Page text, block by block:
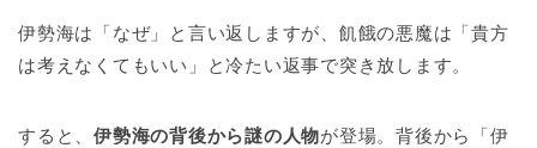
伊勢海は「なぜ」と言い返しますが、飢餓の悪魔は「貴方
は考えなくてもいい」と冷たい返事で突き放します。
すると、伊勢海の背後から謎の人物が登場。背後から「伊